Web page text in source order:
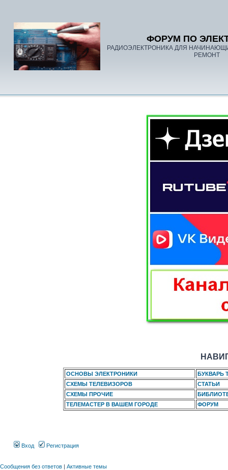
ФОРУМ ПО
РАДИОЭЛЕКТРОНИКА ДЛЯ
РЕМОНТ
ОСНОВЫ ЭЛЕКТРОНИКИ
БУКВАРЬ
СХЕМЫ ТЕЛЕВИЗОРОВ
СТАТЬИ
СХЕМЫ ПРОЧИЕ
ТЕЛЕМАСТЕР В ВАШЕМ ГОРОДЕ
ФОРУМ
Вход Регистрация
Сообщения без ответов | Активные темы